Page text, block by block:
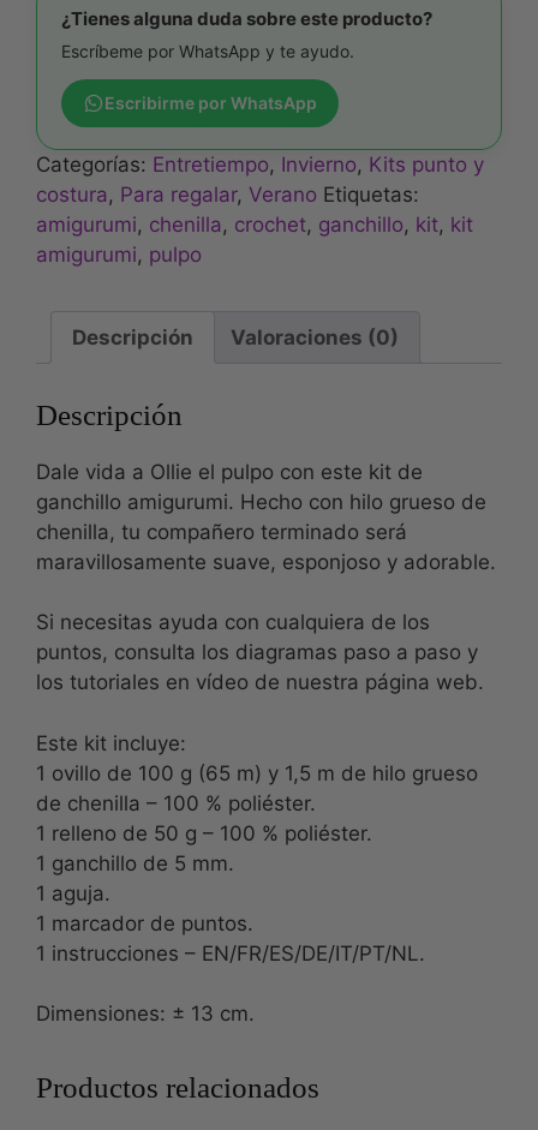
¿Tienes alguna duda sobre este producto?
Escríbeme por WhatsApp y te ayudo.
Escribirme por WhatsApp
Categorías: Entretiempo, Invierno, Kits punto y
costura, Para regalar, Verano Etiquetas:
amigurumi, chenilla, crochet, ganchillo, kit, kit
amigurumi, pulpo
Descripción Valoraciones (0)
Descripción
Dale vida a Ollie el pulpo con este kit de
ganchillo amigurumi. Hecho con hilo grueso de
chenilla, tu compañero terminado será
maravillosamente suave, esponjoso y adorable.
Si necesitas ayuda con cualquiera de los
puntos, consulta los diagramas paso a paso y
los tutoriales en vídeo de nuestra página web.
Este kit incluye:
1 ovillo de 100 g (65 m) y 1,5 m de hilo grueso
de chenilla – 100 % poliéster.
1 relleno de 50 g – 100 % poliéster.
1 ganchillo de 5 mm.
1 aguja.
1 marcador de puntos.
1 instrucciones – EN/FR/ES/DE/IT/PT/NL.
Dimensiones: ± 13 cm.
Productos relacionados